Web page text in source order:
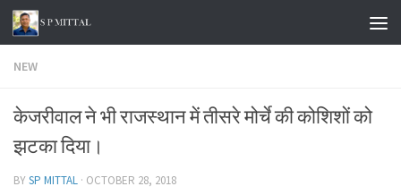
Skip to content
NEW
केजरीवाल ने भी राजस्थान में तीसरे मोर्चे की कोशिशों को
झटका दिया।
BYSP MITTAL · OCTOBER 28, 2018